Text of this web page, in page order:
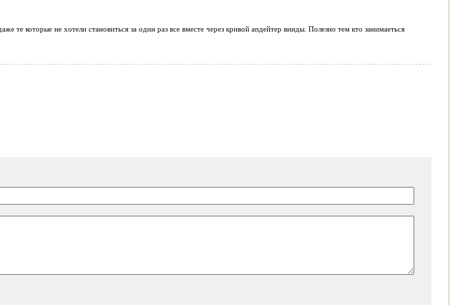
те которые не хотели становиться за один раз все вместе через кривой апдейтер винды. Полезно тем кто занимаеться